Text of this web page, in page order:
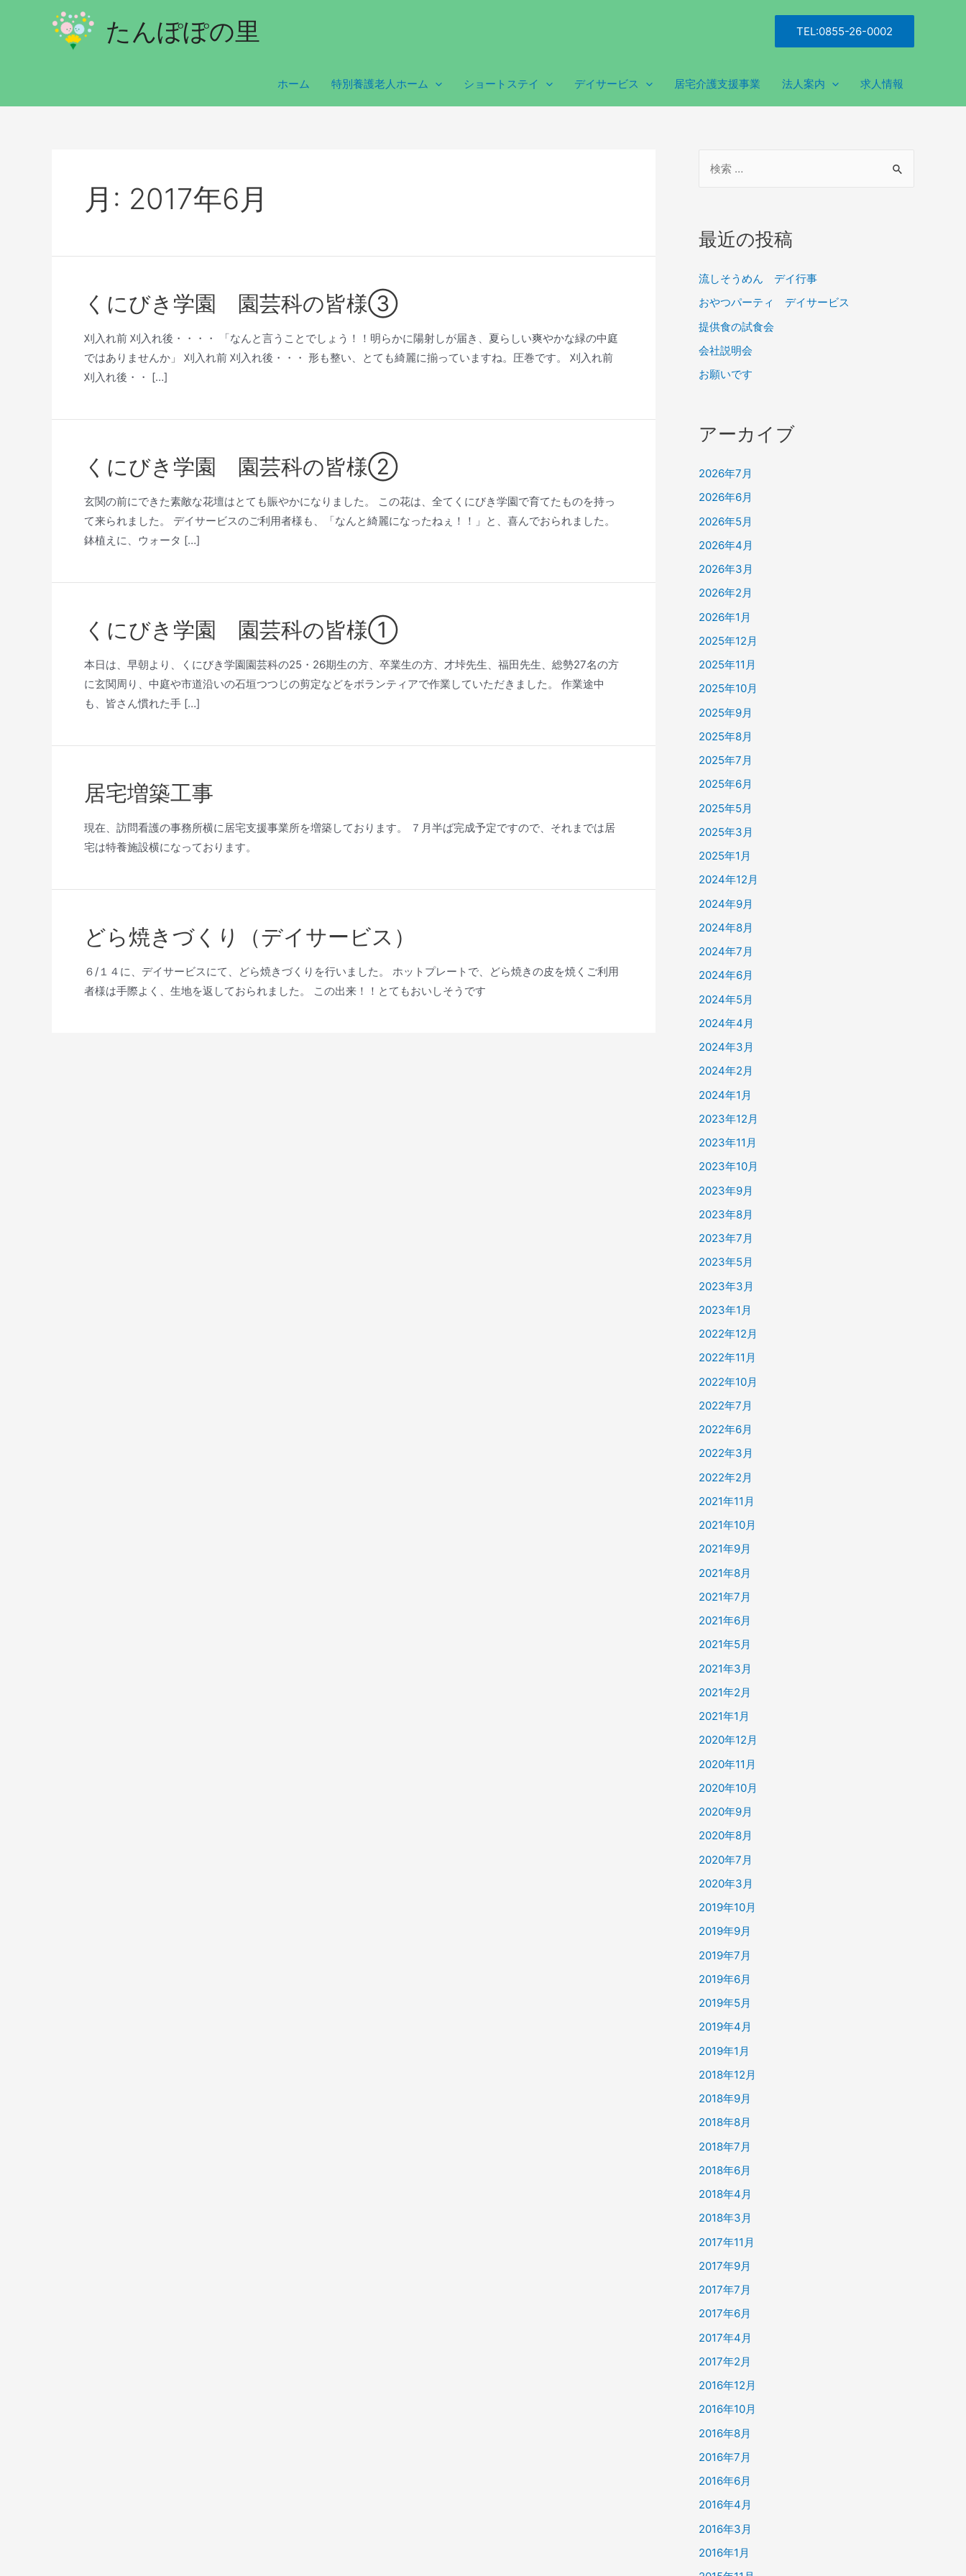
たんぽぽの里 TEL:0855-26-0002
ホーム 特別養護老人ホーム ショートステイ デイサービス 居宅介護支援事業 法人案内 求人情報
月: 2017年6月
くにびき学園 園芸科の皆様③
刈入れ前 刈入れ後・・・・ 「なんと言うことでしょう！！明らかに陽射しが届き、夏らしい爽やかな緑の中庭
ではありませんか」 刈入れ前 刈入れ後・・・ 形も整い、とても綺麗に揃っていますね。圧巻です。 刈入れ前
刈入れ後・・ […]
くにびき学園 園芸科の皆様②
玄関の前にできた素敵な花壇はとても賑やかになりました。 この花は、全てくにびき学園で育てたものを持っ
て来られました。 デイサービスのご利用者様も、「なんと綺麗になったねぇ！！」と、喜んでおられました。
鉢植えに、ウォータ […]
くにびき学園 園芸科の皆様①
本日は、早朝より、くにびき学園園芸科の25・26期生の方、卒業生の方、才垰先生、福田先生、総勢27名の方
に玄関周り、中庭や市道沿いの石垣つつじの剪定などをボランティアで作業していただきました。 作業途中
も、皆さん慣れた手 […]
居宅増築工事
現在、訪問看護の事務所横に居宅支援事業所を増築しております。 ７月半ば完成予定ですので、それまでは居
宅は特養施設横になっております。
どら焼きづくり（デイサービス）
６/１４に、デイサービスにて、どら焼きづくりを行いました。 ホットプレートで、どら焼きの皮を焼くご利用
者様は手際よく、生地を返しておられました。 この出来！！とてもおいしそうです
最近の投稿
流しそうめん デイ行事
おやつパーティ デイサービス
提供食の試食会
会社説明会
お願いです
アーカイブ
2026年7月
2026年6月
2026年5月
2026年4月
2026年3月
2026年2月
2026年1月
2025年12月
2025年11月
2025年10月
2025年9月
2025年8月
2025年7月
2025年6月
2025年5月
2025年3月
2025年1月
2024年12月
2024年9月
2024年8月
2024年7月
2024年6月
2024年5月
2024年4月
2024年3月
2024年2月
2024年1月
2023年12月
2023年11月
2023年10月
2023年9月
2023年8月
2023年7月
2023年5月
2023年3月
2023年1月
2022年12月
2022年11月
2022年10月
2022年7月
2022年6月
2022年3月
2022年2月
2021年11月
2021年10月
2021年9月
2021年8月
2021年7月
2021年6月
2021年5月
2021年3月
2021年2月
2021年1月
2020年12月
2020年11月
2020年10月
2020年9月
2020年8月
2020年7月
2020年3月
2019年10月
2019年9月
2019年7月
2019年6月
2019年5月
2019年4月
2019年1月
2018年12月
2018年9月
2018年8月
2018年7月
2018年6月
2018年4月
2018年3月
2017年11月
2017年9月
2017年7月
2017年6月
2017年4月
2017年2月
2016年12月
2016年10月
2016年8月
2016年7月
2016年6月
2016年4月
2016年3月
2016年1月